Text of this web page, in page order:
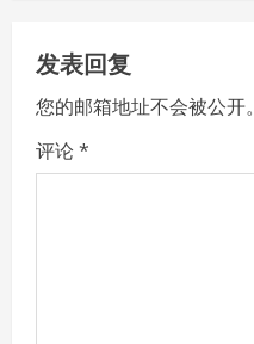
v
i
g
发表回复
您的邮箱地址不会被公开。
评论*